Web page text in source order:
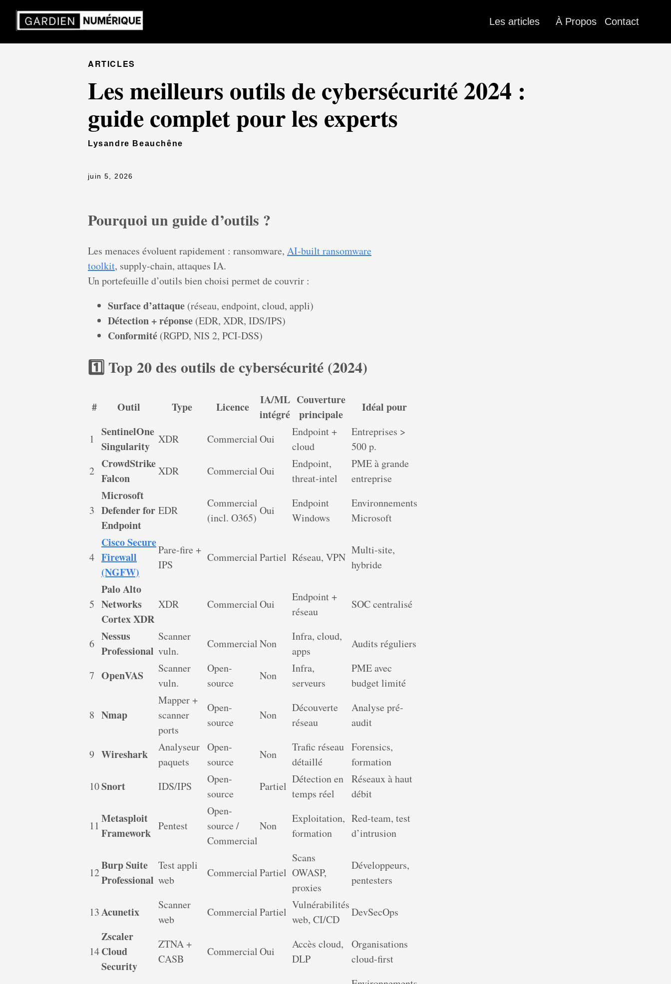
Les articles À Propos Contact
ARTICLES
Les meilleurs outils de cybersécurité 2024 :
guide complet pour les experts
Lysandre Beauchêne
juin 5, 2026
Pourquoi un guide d’outils ?
Les menaces évoluent rapidement : ransomware, AI‑built ransomware
toolkit, supply-chain, attaques IA.
Un portefeuille d’outils bien choisi permet de couvrir :
Surface d’attaque (réseau, endpoint, cloud, appli)
Détection + réponse (EDR, XDR, IDS/IPS)
Conformité (RGPD, NIS 2, PCI-DSS)
1️⃣ Top 20 des outils de cybersécurité (2024)
# Outil Type Licence
IA/ML
intégré
Couverture
principale
Idéal pour
1
SentinelOne
Singularity
XDR CommercialOui
Endpoint +
cloud
Entreprises >
500 p.
2
CrowdStrike
Falcon
XDR CommercialOui
Endpoint,
threat-intel
PME à grande
entreprise
3
Microsoft
Defender for
Endpoint
EDR
Commercial
(incl. O365)
Oui
Endpoint
Windows
Environnements
Microsoft
4
Cisco Secure
Firewall
(NGFW)
Pare-fire +
IPS
CommercialPartiel Réseau, VPN
Multi-site,
hybride
5
Palo Alto
Networks
Cortex XDR
XDR CommercialOui
Endpoint +
réseau
SOC centralisé
6
Nessus
Professional
Scanner
vuln.
CommercialNon
Infra, cloud,
apps
Audits réguliers
7 OpenVAS
Scanner
vuln.
Open-
source
Non
Infra,
serveurs
PME avec
budget limité
8 Nmap
Mapper +
scanner
ports
Open-
source
Non
Découverte
réseau
Analyse pré-
audit
9 Wireshark
Analyseur
paquets
Open-
source
Non
Trafic réseau
détaillé
Forensics,
formation
10Snort IDS/IPS
Open-
source
Partiel
Détection en
temps réel
Réseaux à haut
débit
11
Metasploit
Framework
Pentest
Open-
source /
Commercial
Non
Exploitation,
formation
Red-team, test
d’intrusion
12
Burp Suite
Professional
Test appli
web
CommercialPartiel
Scans
OWASP,
proxies
Développeurs,
pentesters
13Acunetix
Scanner
web
CommercialPartiel
Vulnérabilités
web, CI/CD
DevSecOps
14
Zscaler
Cloud
Security
ZTNA +
CASB
CommercialOui
Accès cloud,
DLP
Organisations
cloud-first